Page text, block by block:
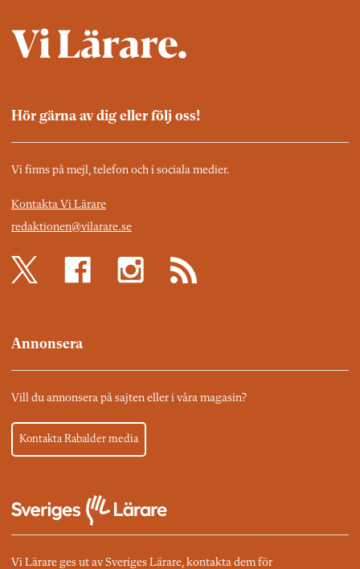
Hör gärna av dig eller följ oss!
Vi finns på mejl, telefon och i sociala medier.
Kontakta Vi Lärare
redaktionen@vilarare.se
Annonsera
Vill du annonsera på sajten eller i våra magasin?
Kontakta Rabalder media
Vi Lärare ges ut av Sveriges Lärare, kontakta dem för